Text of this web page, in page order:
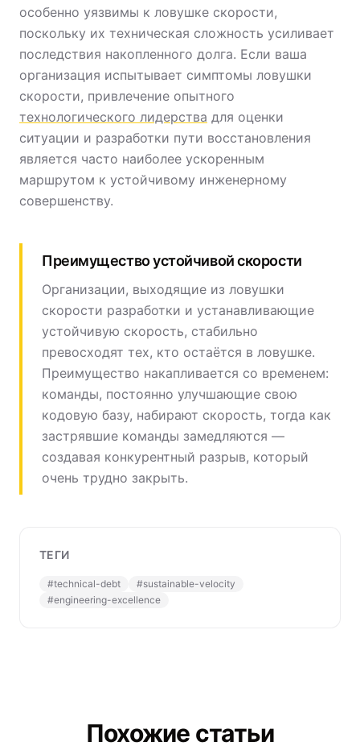
особенно уязвимы к ловушке скорости,
поскольку их техническая сложность усиливает
последствия накопленного долга. Если ваша
организация испытывает симптомы ловушки
скорости, привлечение опытного
технологического лидерства для оценки
ситуации и разработки пути восстановления
является часто наиболее ускоренным
маршрутом к устойчивому инженерному
совершенству.
Преимущество устойчивой скорости
Организации, выходящие из ловушки
скорости разработки и устанавливающие
устойчивую скорость, стабильно
превосходят тех, кто остаётся в ловушке.
Преимущество накапливается со временем:
команды, постоянно улучшающие свою
кодовую базу, набирают скорость, тогда как
застрявшие команды замедляются —
создавая конкурентный разрыв, который
очень трудно закрыть.
ТЕГИ
#technical-debt #sustainable-velocity
#engineering-excellence
Похожие статьи